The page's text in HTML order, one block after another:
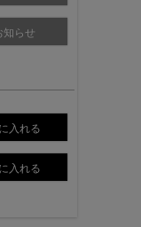
知らせ
入れる
入れる